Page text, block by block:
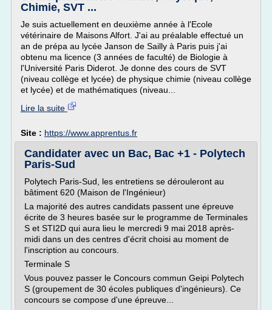
Chimie, SVT ...
Je suis actuellement en deuxième année à l'Ecole
vétérinaire de Maisons Alfort. J'ai au préalable effectué un
an de prépa au lycée Janson de Sailly à Paris puis j'ai
obtenu ma licence (3 années de faculté) de Biologie à
l'Université Paris Diderot. Je donne des cours de SVT
(niveau collège et lycée) de physique chimie (niveau collège
et lycée) et de mathématiques (niveau...
Lire la suite
Site : https://www.apprentus.fr
Candidater avec un Bac, Bac +1 - Polytech
Paris-Sud
Polytech Paris-Sud, les entretiens se dérouleront au
bâtiment 620 (Maison de l'Ingénieur)
La majorité des autres candidats passent une épreuve
écrite de 3 heures basée sur le programme de Terminales
S et STI2D qui aura lieu le mercredi 9 mai 2018 après-
midi dans un des centres d'écrit choisi au moment de
l'inscription au concours.
Terminale S
Vous pouvez passer le Concours commun Geipi Polytech
S (groupement de 30 écoles publiques d'ingénieurs). Ce
concours se compose d'une épreuve...